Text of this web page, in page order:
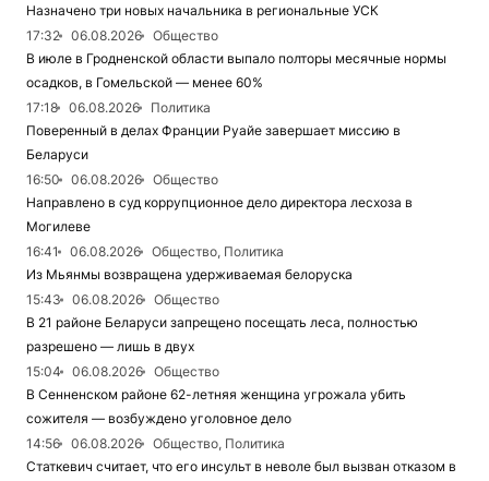
Назначено три новых начальника в региональные УСК
17:32
06.08.2026
Общество
В июле в Гродненской области выпало полторы месячные нормы
осадков, в Гомельской — менее 60%
17:18
06.08.2026
Политика
Поверенный в делах Франции Руайе завершает миссию в
Беларуси
16:50
06.08.2026
Общество
Направлено в суд коррупционное дело директора лесхоза в
Могилеве
16:41
06.08.2026
Общество, Политика
Из Мьянмы возвращена удерживаемая белоруска
15:43
06.08.2026
Общество
В 21 районе Беларуси запрещено посещать леса, полностью
разрешено — лишь в двух
15:04
06.08.2026
Общество
В Сенненском районе 62-летняя женщина угрожала убить
сожителя — возбуждено уголовное дело
14:56
06.08.2026
Общество, Политика
Статкевич считает, что его инсульт в неволе был вызван отказом в